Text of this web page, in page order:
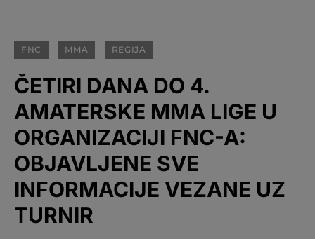
FNC MMA REGIJA
ČETIRI DANA DO 4.
AMATERSKE MMA LIGE U
ORGANIZACIJI FNC-A:
OBJAVLJENE SVE
INFORMACIJE VEZANE UZ
TURNIR